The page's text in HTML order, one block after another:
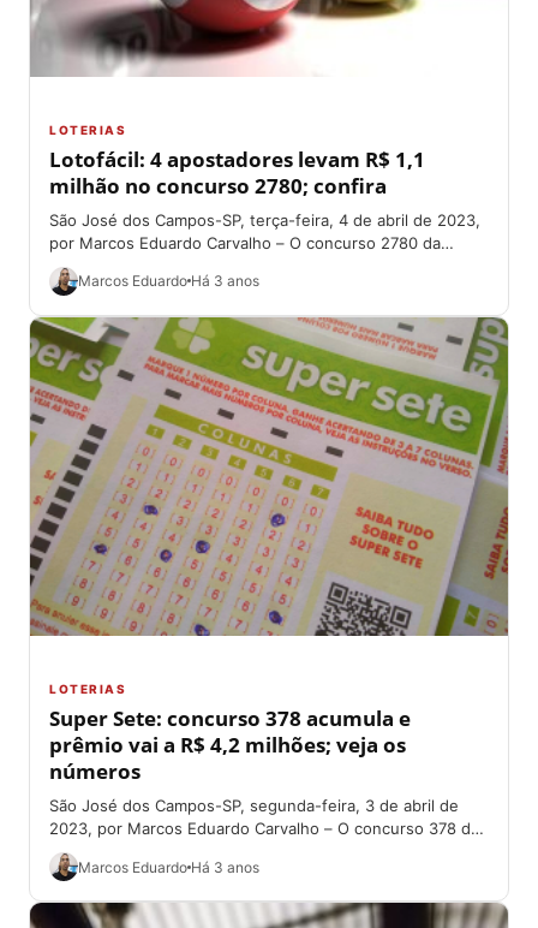
LOTERIAS
Lotofácil: 4 apostadores levam R$ 1,1
milhão no concurso 2780; confira
São José dos Campos-SP, terça-feira, 4 de abril de 2023,
por Marcos Eduardo Carvalho – O concurso 2780 da
Lotofácil, na noite...
Marcos Eduardo Há 3 anos
LOTERIAS
Super Sete: concurso 378 acumula e
prêmio vai a R$ 4,2 milhões; veja os
números
São José dos Campos-SP, segunda-feira, 3 de abril de
2023, por Marcos Eduardo Carvalho – O concurso 378 da
Super Sete, na...
Marcos Eduardo Há 3 anos